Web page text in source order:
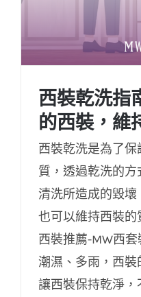
西裝乾洗指南：如
西裝乾洗指
的西裝，維
西裝乾洗是為了
質，透過乾洗的
清洗所造成的毀
也可以維持西裝
西裝推薦-MW西
潮濕、多雨，西裝
讓西裝保持乾淨